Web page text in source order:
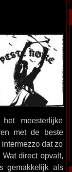
meesterlijke
met de beste
dat zo
direct opvalt,
gemakkelijk als